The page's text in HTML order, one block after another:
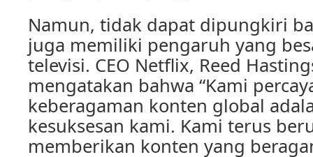
Namun, tidak dapat dipungkiri
juga memiliki pengaruh yang
televisi. CEO Netflix, Reed
mengatakan bahwa “Kami
keberagaman konten global
kesuksesan kami. Kami terus
memberikan konten yang